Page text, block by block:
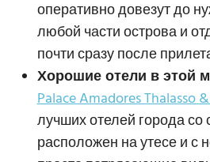
оперативно довезут до
любой части острова и
почти сразу после
Хорошие отели в этой
Palace Amadores Thalasso
лучших отелей города со
расположен на утесе и с